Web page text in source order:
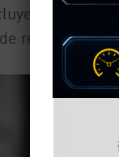
en el
reposición.